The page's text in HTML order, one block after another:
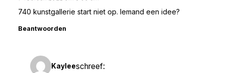
740 kunstgallerie start niet op. Iemand een idee?
Beantwoorden
Kayleeschreef: